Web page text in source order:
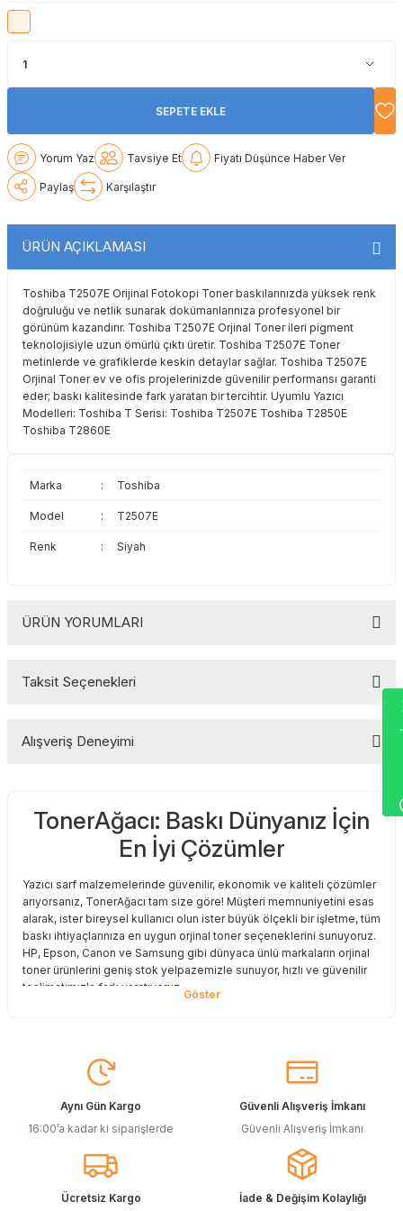
Olivetti
Panasonic
Samsung
Sharp
Toshiba
Olivetti
Panasonic
Sharp
Toshiba
Triumph Adler
Panasonic
Pantum
Utax
Xerox
Utax
Xerox
SEPETE EKLE
Yorum Yaz Tavsiye Et Fiyatı Düşünce Haber Ver
Paylaş Karşılaştır
ÜRÜN AÇIKLAMASI
Toshiba T2507E Orijinal Fotokopi Toner baskılarınızda yüksek renk
doğruluğu ve netlik sunarak dokümanlarınıza profesyonel bir
görünüm kazandırır. Toshiba T2507E Orjinal Toner ileri pigment
teknolojisiyle uzun ömürlü çıktı üretir. Toshiba T2507E Toner
metinlerde ve grafiklerde keskin detaylar sağlar. Toshiba T2507E
Orjinal Toner ev ve ofis projelerinizde güvenilir performansı garanti
eder; baskı kalitesinde fark yaratan bir tercihtir. Uyumlu Yazıcı
Modelleri: Toshiba T Serisi: Toshiba T2507E Toshiba T2850E
Toshiba T2860E
Marka : Toshiba
Model : T2507E
Renk : Siyah
ÜRÜN YORUMLARI
Taksit Seçenekleri
Alışveriş Deneyimi
Sitemize ilk yorumu siz yapın!
TonerAğacı: Baskı Dünyanız İçin
En İyi Çözümler
Yazıcı sarf malzemelerinde güvenilir, ekonomik ve kaliteli çözümler
arıyorsanız, TonerAğacı tam size göre! Müşteri memnuniyetini esas
alarak, ister bireysel kullanıcı olun ister büyük ölçekli bir işletme, tüm
baskı ihtiyaçlarınıza en uygun orjinal toner seçeneklerini sunuyoruz.
HP, Epson, Canon ve Samsung gibi dünyaca ünlü markaların orjinal
toner ürünlerini geniş stok yelpazemizle sunuyor, hızlı ve güvenilir
teslimatımızla fark yaratıyoruz.
istiyorsunuz? O halde muadil toner çözümlerimize göz atmalısınız!
Muadil toner ürünlerimiz, orijinal kalitesine en yakın performansı
sunacak şekilde test edilmiştir. Böylece, baskı kalitenizden ödün
vermeden bütçenizi koruyabilirsiniz. Özellikle büyük hacimli
baskılar yapan işletmeler için muadil toner, tasarruf sağlamanın en
akıllı yollarından biri!
Orjinal Kartuşun Önemi
Aynı Gün Kargo
16:00’a kadar ki siparişlerde
Güvenli Alışveriş İmkanı
Güvenli Alışveriş İmkanı
Ücretsiz Kargo
İade & Değişim Kolaylığı